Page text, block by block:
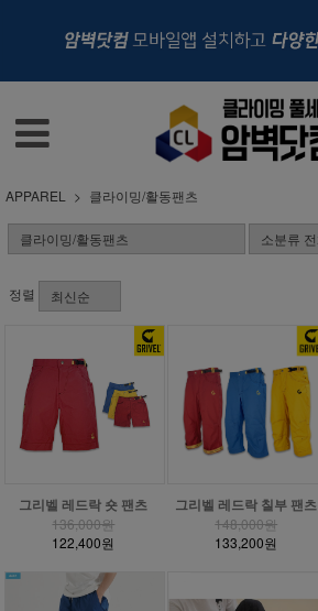
APPAREL 클라이밍/활동팬츠
정렬
그리벨 레드락 숏 팬츠
136,000원
122,400원
그리벨 레드락 칠부 팬츠
148,000원
133,200원